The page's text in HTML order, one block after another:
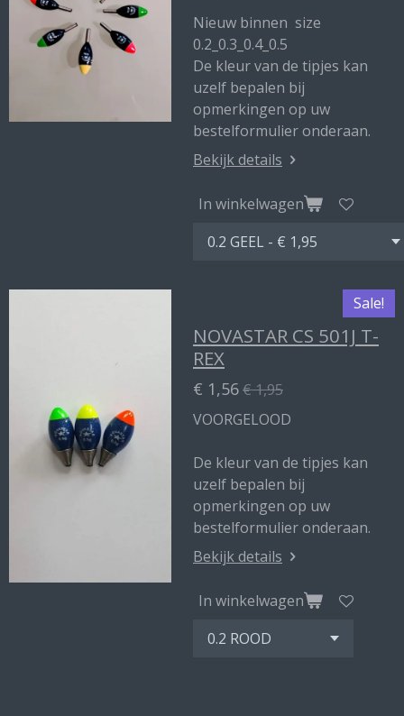
Nieuw binnen size
0.2_0.3_0.4_0.5
De kleur van de tipjes kan
uzelf bepalen bij
opmerkingen op uw
bestelformulier onderaan.
Bekijk details
In winkelwagen
Sale!
NOVASTAR CS 501J T-
REX
€ 1,56€ 1,95
VOORGELOOD
De kleur van de tipjes kan
uzelf bepalen bij
opmerkingen op uw
bestelformulier onderaan.
Bekijk details
In winkelwagen